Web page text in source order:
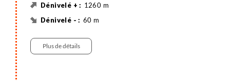
1260 m
60 m
Véhicule
Randonnée
Plus de détails